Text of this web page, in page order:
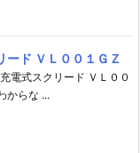
ード ＶＬ００１ＧＺ
電式スクリード ＶＬ００
からな ...